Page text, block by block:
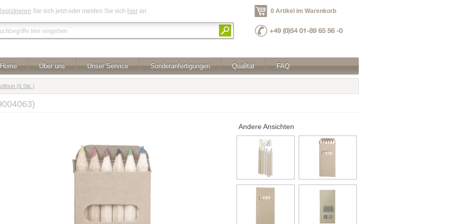
Sie sich jetzt oder melden Sie sich hier an 0 Artikel im Warenkorb
Home Über uns Unser Service Sonderanfertigungen Qualität FAQ
(6 Stk.)
Andere Ansichten